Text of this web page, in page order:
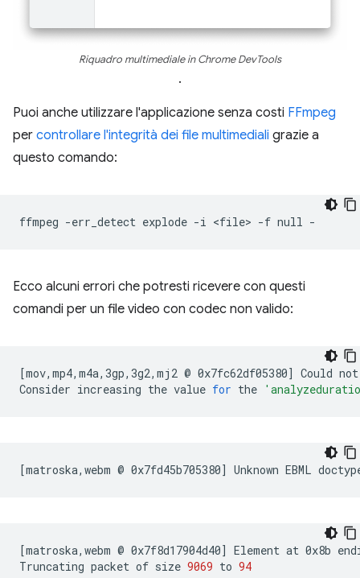
Riquadro multimediale in Chrome DevTools
.
Puoi anche utilizzare l'applicazione senza costi FFmpeg
per controllare l'integrità dei file multimediali grazie a
questo comando:
ffmpeg -err_detect explode -i <file> -f null
Ecco alcuni errori che potresti ricevere con questi
comandi per un file video con codec non valido:
[mov,mp4,m4a,3gp,3g2,mj2 @ 0x7fc62df05380] Could not
Consider increasing the value for the
[matroska,webm @ 0x7fd45b705380] Unknown EBML
[matroska,webm @ 0x7f8d17904d40] Element at 0x8b
Truncating packet of size 9069 to 94